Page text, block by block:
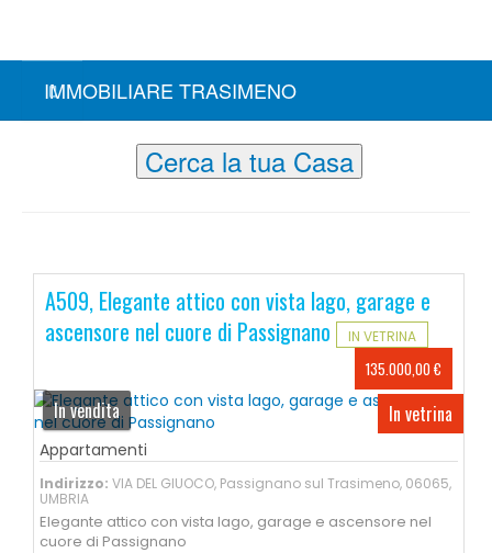
IMMOBILIARE TRASIMENO
Cerca la tua Casa
A509, Elegante attico con vista lago, garage e
ascensore nel cuore di Passignano
IN VETRINA
135.000,00 €
In vetrina
In vendita
Appartamenti
Indirizzo: VIA DEL GIUOCO, Passignano sul Trasimeno, 06065,
UMBRIA
Elegante attico con vista lago, garage e ascensore nel
cuore di Passignano